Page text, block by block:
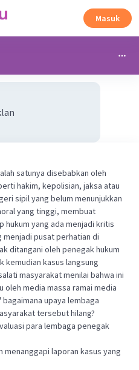
Masuk
satunya disebabkan oleh
hakim, kepolisian, jaksa atau
sipil yang belum menunjukkan
yang tinggi, membuat
hukum yang ada menjadi kritis
menjadi pusat perhatian di
ditangani oleh penegak hukum
kemudian kasus langsung
masyarakat menilai bahwa ini
oleh media massa ramai media
upaya lembaga
tersebut hilang?
para lembaga penegak
menanggapi laporan kasus yang